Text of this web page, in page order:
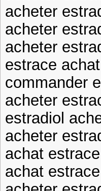
acheter
acheter
acheter
estrace
commander
acheter
estradiol
acheter
achat
achat